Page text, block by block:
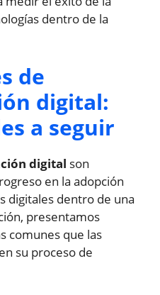
dentro de la
de
digital:
a seguir
digital son
en la adopción
digitales dentro de una
presentamos
comunes que las
su proceso de